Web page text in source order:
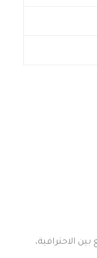
الاحترافية،